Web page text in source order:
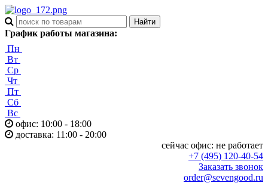
График работы магазина:
Пн
Вт
Ср
Чт
Пт
Сб
Вс
офис: 10:00 - 18:00
доставка: 11:00 - 20:00
сейчас офис: не работает
+7 (495) 120-40-54
Заказать звонок
order@sevengood.ru